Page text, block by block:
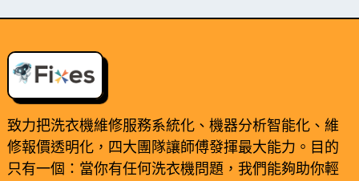
致力把洗衣機維修服務系統化、機器分析智能化、維
修報價透明化，四大團隊讓師傅發揮最大能力。目的
只有一個：當你有任何洗衣機問題，我們能夠助你輕